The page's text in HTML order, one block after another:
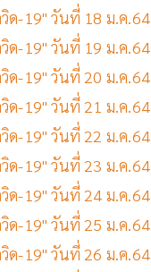
วิด-19" วันที่ 18 ม.ค.64
วิด-19" วันที่ 19 ม.ค.64
วิด-19" วันที่ 20 ม.ค.64
วิด-19" วันที่ 21 ม.ค.64
วิด-19" วันที่ 22 ม.ค.64
วิด-19" วันที่ 23 ม.ค.64
วิด-19" วันที่ 24 ม.ค.64
วิด-19" วันที่ 25 ม.ค.64
วิด-19" วันที่ 26 ม.ค.64